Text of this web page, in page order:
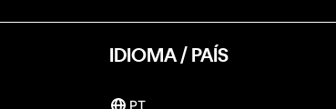
IDIOMA / PAÍS
PT